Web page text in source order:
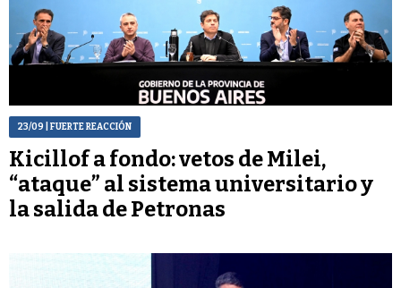
23/09 | FUERTE REACCIÓN
Kicillof a fondo: vetos de Milei,
“ataque” al sistema universitario y
la salida de Petronas